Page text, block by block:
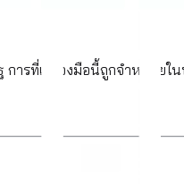
การที่เครื่องมือนี้ถูกจำหน่ายใ